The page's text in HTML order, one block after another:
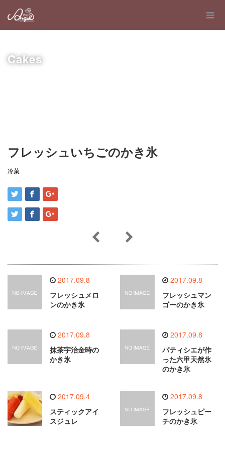
Cakes
フレッシュいちごのかき氷
冷菓
2017.09.8
フレッシュメロ
ンのかき氷
2017.09.8
フレッシュマン
ゴーのかき氷
2017.09.8
抹茶宇治金時の
かき氷
2017.09.8
パティシエが作
った六甲天然氷
のかき氷
2017.09.4
スティックアイ
スジュレ
2017.09.8
フレッシュピー
チのかき氷